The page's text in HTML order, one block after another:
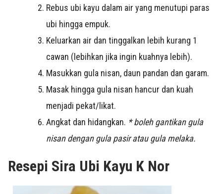
Rebus ubi kayu dalam air yang menutupi paras
ubi hingga empuk.
Keluarkan air dan tinggalkan lebih kurang 1
cawan (lebihkan jika ingin kuahnya lebih).
Masukkan gula nisan, daun pandan dan garam.
Masak hingga gula nisan hancur dan kuah
menjadi pekat/likat.
Angkat dan hidangkan. * boleh gantikan gula
nisan dengan gula pasir atau gula melaka.
Resepi Sira Ubi Kayu K Nor